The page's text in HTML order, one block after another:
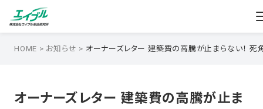
HOME > お知らせ > オーナーズレター 建築費の高騰が止まらない！ 死
オーナーズレター 建築費の高騰が止ま